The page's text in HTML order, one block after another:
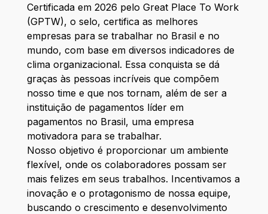
Certificada em 2026 pelo Great Place To Work
(GPTW), o selo, certifica as melhores
empresas para se trabalhar no Brasil e no
mundo, com base em diversos indicadores de
clima organizacional. Essa conquista se dá
graças às pessoas incríveis que compõem
nosso time e que nos tornam, além de ser a
instituição de pagamentos líder em
pagamentos no Brasil, uma empresa
motivadora para se trabalhar.
Nosso objetivo é proporcionar um ambiente
flexível, onde os colaboradores possam ser
mais felizes em seus trabalhos. Incentivamos a
inovação e o protagonismo de nossa equipe,
buscando o crescimento e desenvolvimento